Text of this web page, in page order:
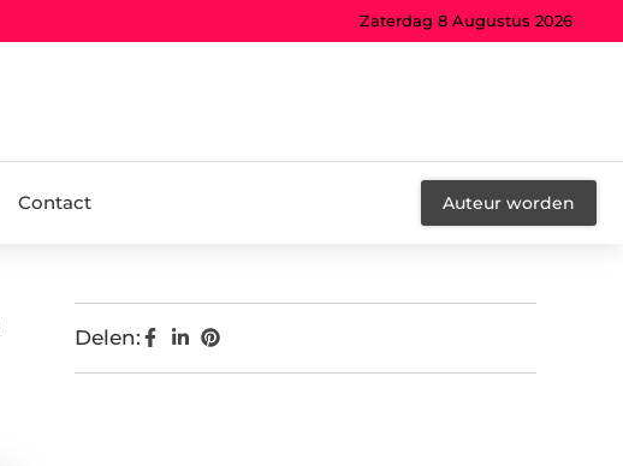
Zaterdag 8 Augustus 2026
Contact Auteur worden
Delen: